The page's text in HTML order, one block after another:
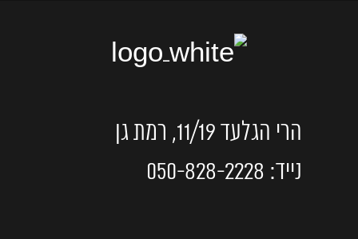
הרי הגלעד 11/19, רמת גן
נייד: 050-828-2228